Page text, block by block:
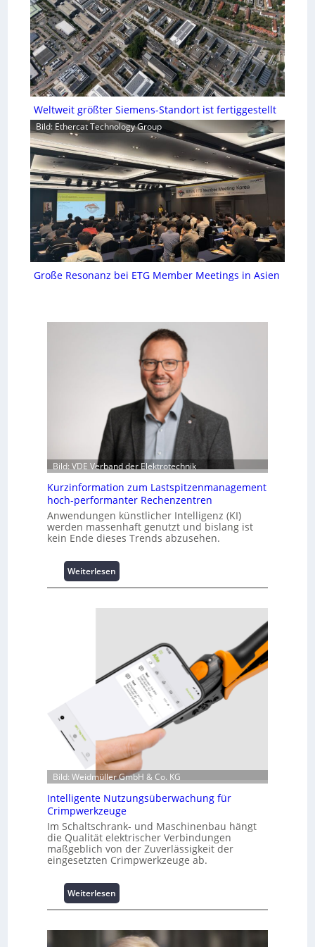
Weltweit größter Siemens-Standort ist fertiggestellt
Bild: Ethercat Technology Group
Große Resonanz bei ETG Member Meetings in Asien
Bild: VDE Verband der Elektrotechnik
Kurzinformation zum Lastspitzenmanagement
hoch-performanter Rechenzentren
Anwendungen künstlicher Intelligenz (KI)
werden massenhaft genutzt und bislang ist
kein Ende dieses Trends abzusehen.
Weiterlesen
K
r
f
o
o
n
z
u
m
L
a
s
t
i
z
Bild: Weidmüller GmbH & Co. KG
Intelligente Nutzungsüberwachung für
Crimpwerkzeuge
Im Schaltschrank- und Maschinenbau hängt
die Qualität elektrischer Verbindungen
maßgeblich von der Zuverlässigkeit der
eingesetzten Crimpwerkzeuge ab.
Weiterlesen
I
t